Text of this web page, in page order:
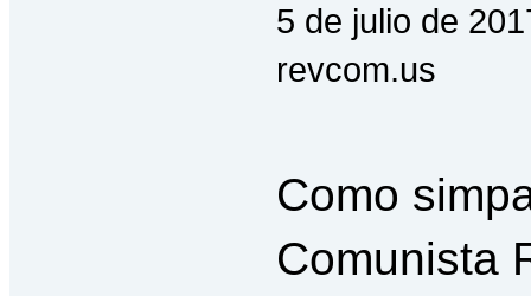
5 de julio de
revcom.us
Como
Comunista